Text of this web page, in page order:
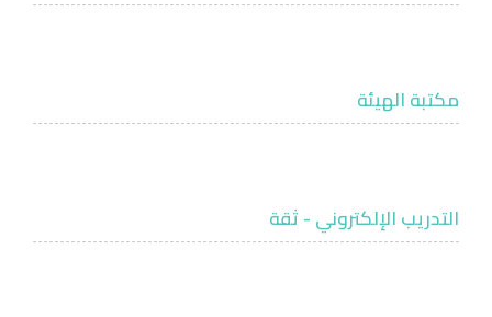
مكتبة الهيئة
التدريب الإلكتروني - ثقة